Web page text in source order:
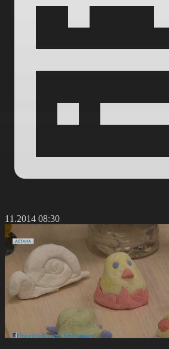
08:30